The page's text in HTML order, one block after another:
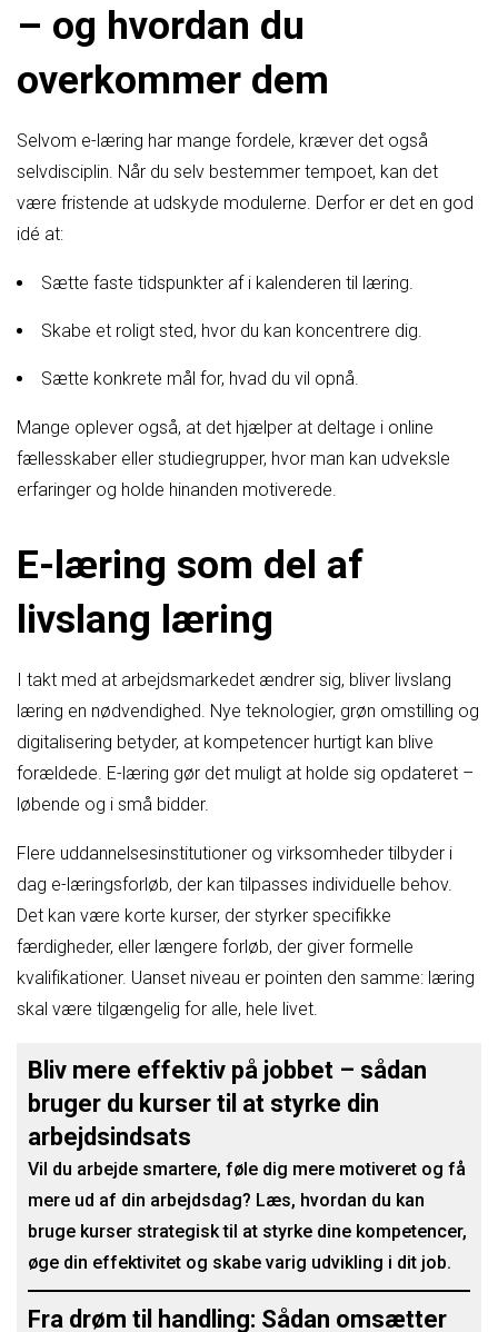
– og hvordan du
overkommer dem
Selvom e-læring har mange fordele, kræver det også
selvdisciplin. Når du selv bestemmer tempoet, kan det
være fristende at udskyde modulerne. Derfor er det en god
idé at:
Sætte faste tidspunkter af i kalenderen til læring.
Skabe et roligt sted, hvor du kan koncentrere dig.
Sætte konkrete mål for, hvad du vil opnå.
Mange oplever også, at det hjælper at deltage i online
fællesskaber eller studiegrupper, hvor man kan udveksle
erfaringer og holde hinanden motiverede.
E-læring som del af
livslang læring
I takt med at arbejdsmarkedet ændrer sig, bliver livslang
læring en nødvendighed. Nye teknologier, grøn omstilling og
digitalisering betyder, at kompetencer hurtigt kan blive
forældede. E-læring gør det muligt at holde sig opdateret –
løbende og i små bidder.
Flere uddannelsesinstitutioner og virksomheder tilbyder i
dag e-læringsforløb, der kan tilpasses individuelle behov.
Det kan være korte kurser, der styrker specifikke
færdigheder, eller længere forløb, der giver formelle
kvalifikationer. Uanset niveau er pointen den samme: læring
skal være tilgængelig for alle, hele livet.
Bliv mere effektiv på jobbet – sådan
bruger du kurser til at styrke din
arbejdsindsats
Vil du arbejde smartere, føle dig mere motiveret og få
mere ud af din arbejdsdag? Læs, hvordan du kan
bruge kurser strategisk til at styrke dine kompetencer,
øge din effektivitet og skabe varig udvikling i dit job.
Fra drøm til handling: Sådan omsætter